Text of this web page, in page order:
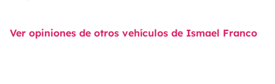
Ver opiniones de otros vehículos de Ismael Franco